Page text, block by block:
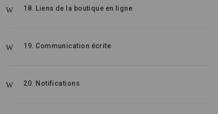
18. Liens de la boutique en ligne
19. Communication écrite
20. Notifications